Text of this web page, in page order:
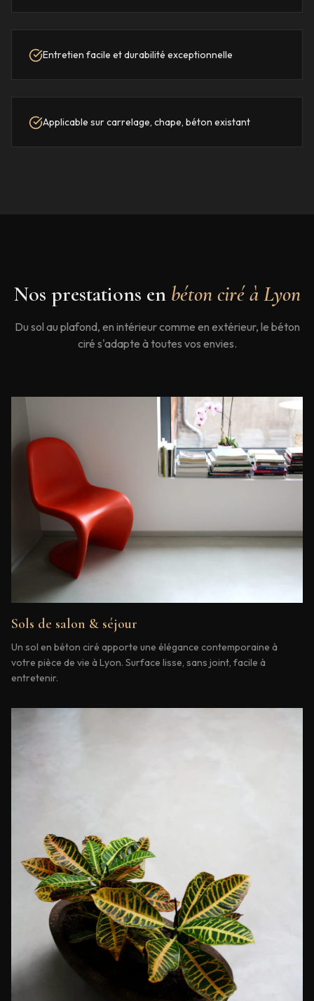
Entretien facile et durabilité exceptionnelle
Applicable sur carrelage, chape, béton existant
Nos prestations en béton ciré àLyon
Du sol au plafond, en intérieur comme en extérieur, le béton
ciré s'adapte à toutes vos envies.
Sols de salon & séjour
Un sol en béton ciré apporte une élégance contemporaine à
votre pièce de vie à Lyon. Surface lisse, sans joint, facile à
entretenir.